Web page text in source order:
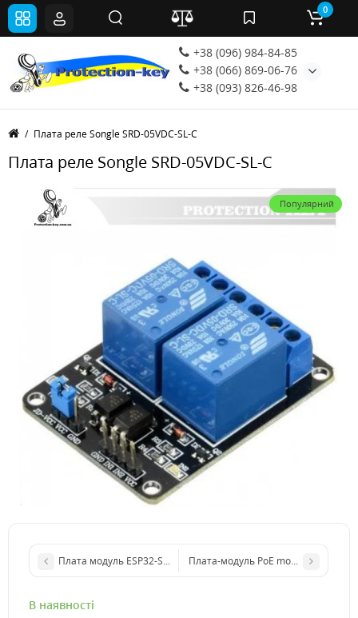
+38 (096) 984-84-85
+38 (066) 869-06-76
+38 (093) 826-46-98
0
Плата реле Songle SRD-05VDC-SL-C
Плата реле Songle SRD-05VDC-SL-C
Популярний
Плата модуль ESP32-S3-ETH (Ethernet, Wi-Fi)
Плата-модуль PoE module (b)
В наявності